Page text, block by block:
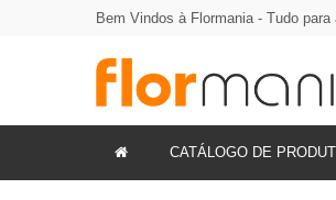
Bem Vindos à Flormania - Tudo para
CATÁLOGO DE